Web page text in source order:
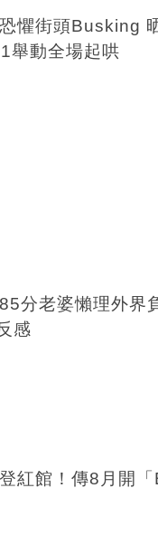
懼街頭Busking
舉動全場起哄
分老婆懶理外界
感
紅館！傳8月開「